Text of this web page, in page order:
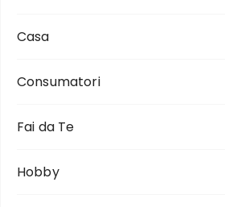
Casa
Consumatori
Fai da Te
Hobby